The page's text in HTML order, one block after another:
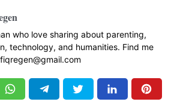
who love sharing about parenting,
technology, and humanities. Find me